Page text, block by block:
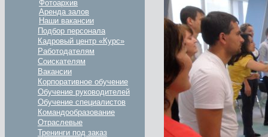
Фотоархив
Аренда залов
Наши вакансии
Подбор персонала
Кадровый центр «Курс»
Работодателям
Соискателям
Вакансии
Корпоративное обучение
Обучение руководителей
Обучение специалистов
Командообразование
Отраслевые
Тренинги под заказ